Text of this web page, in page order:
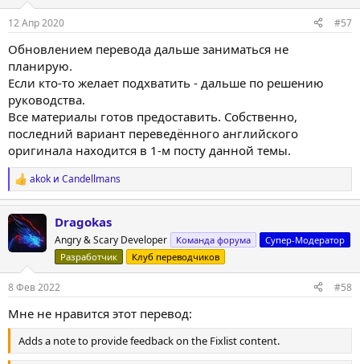
:
12 Апр 2020 #57
Обновлением перевода дальше заниматься не
планирую.
Если кто-то желает подхватить - дальше по решению
руководства.
Все материалы готов предоставить. Собственно,
последний вариант переведённого английского
оригинала находится в 1-м посту данной темы.
Р
е
а
к
ц
и
:
akok и Candellmans
Dragokas
Angry & Scary Developer Команда форума
Супер-Модератор
Разработчик
Клуб переводчиков
8 Фев 2022 #58
Мне не нравится этот перевод:
Adds a note to provide feedback on the Fixlist content.